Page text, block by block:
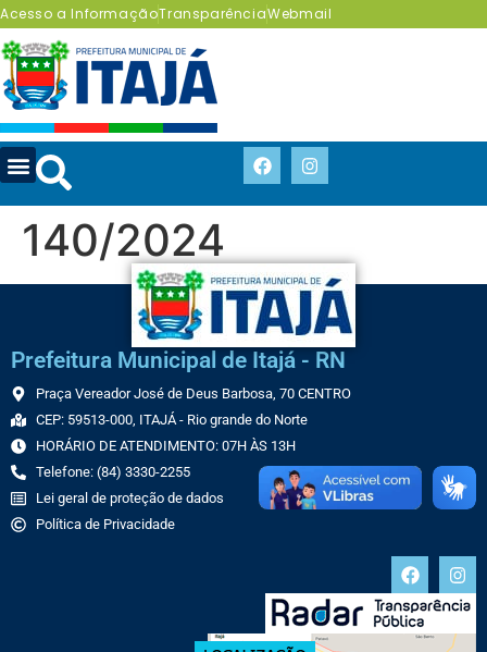
Acesso a InformaçãoTransparênciaWebmail
140/2024
Prefeitura Municipal de Itajá - RN
Praça Vereador José de Deus Barbosa, 70 CENTRO
CEP: 59513-000, ITAJÁ - Rio grande do Norte
HORÁRIO DE ATENDIMENTO: 07H ÀS 13H
Telefone: (84) 3330-2255
Lei geral de proteção de dados
Política de Privacidade